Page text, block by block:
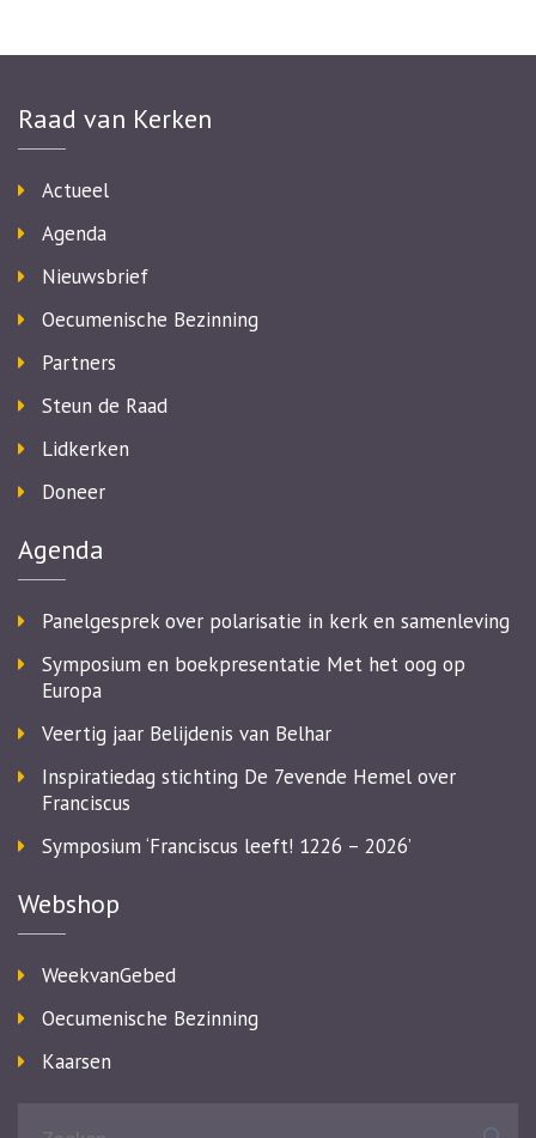
Raad van Kerken
Actueel
Agenda
Nieuwsbrief
Oecumenische Bezinning
Partners
Steun de Raad
Lidkerken
Doneer
Agenda
Panelgesprek over polarisatie in kerk en samenleving
Symposium en boekpresentatie Met het oog op
Europa
Veertig jaar Belijdenis van Belhar
Inspiratiedag stichting De 7evende Hemel over
Franciscus
Symposium ‘Franciscus leeft! 1226 – 2026’
Webshop
WeekvanGebed
Oecumenische Bezinning
Kaarsen